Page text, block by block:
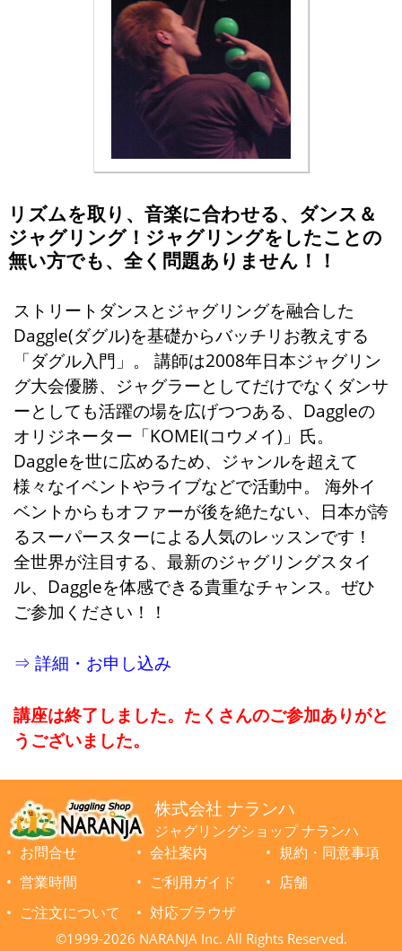
リズムを取り、音楽に合わせる、ダンス＆
ジャグリング！ジャグリングをしたことの
無い方でも、全く問題ありません！！
ストリートダンスとジャグリングを融合した
Daggle(ダグル)を基礎からバッチリお教えする
「ダグル入門」。 講師は2008年日本ジャグリン
グ大会優勝、ジャグラーとしてだけでなくダンサ
ーとしても活躍の場を広げつつある、Daggleの
オリジネーター「KOMEI(コウメイ)」氏。
Daggleを世に広めるため、ジャンルを超えて
様々なイベントやライブなどで活動中。 海外イ
ベントからもオファーが後を絶たない、日本が誇
るスーパースターによる人気のレッスンです！
全世界が注目する、最新のジャグリングスタイ
ル、Daggleを体感できる貴重なチャンス。ぜひ
ご参加ください！！
⇒ 詳細・お申し込み
講座は終了しました。たくさんのご参加ありがと
うございました。
株式会社 ナランハ
ジャグリングショップ ナランハ
お問合せ
会社案内
規約・同意事項
営業時間
ご利用ガイド
店舗
ご注文について
対応ブラウザ
©1999-2026 NARANJA Inc. All Rights Reserved.